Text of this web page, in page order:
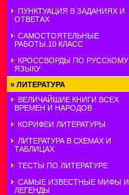
ПУНКТУАЦИЯ В ЗАДАНИЯХ И
ОТВЕТАХ
САМОСТОЯТЕЛЬНЫЕ
РАБОТЫ.10 КЛАСС
КРОССВОРДЫ ПО РУССКОМУ
ЯЗЫКУ
» ЛИТЕРАТУРА
ВЕЛИЧАЙШИЕ КНИГИ ВСЕХ
ВРЕМЕН И НАРОДОВ
КОРИФЕИ ЛИТЕРАТУРЫ
ЛИТЕРАТУРА В СХЕМАХ И
ТАБЛИЦАХ
ТЕСТЫ ПО ЛИТЕРАТУРЕ
САМЫЕ ИЗВЕСТНЫЕ МИФЫ И
ЛЕГЕНДЫ